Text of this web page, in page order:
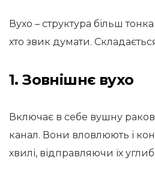
Вухо – структура більш тонка
хто звик думати.
1. Зовнішнє вухо
Включає в себе вушну
канал. Вони вловлюють і
хвилі, відправляючи їх углиб.